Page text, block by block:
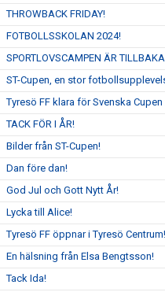
THROWBACK FRIDAY!
FOTBOLLSSKOLAN 2024!
SPORTLOVSCAMPEN ÄR
ST-Cupen, en stor
Tyresö FF klara för Svenska Cupen
TACK FÖR I ÅR!
Bilder från ST-Cupen!
Dan före dan!
God Jul och Gott Nytt År!
Lycka till Alice!
Tyresö FF öppnar i Tyresö Centrum!
En hälsning från Elsa Bengtsson!
Tack Ida!